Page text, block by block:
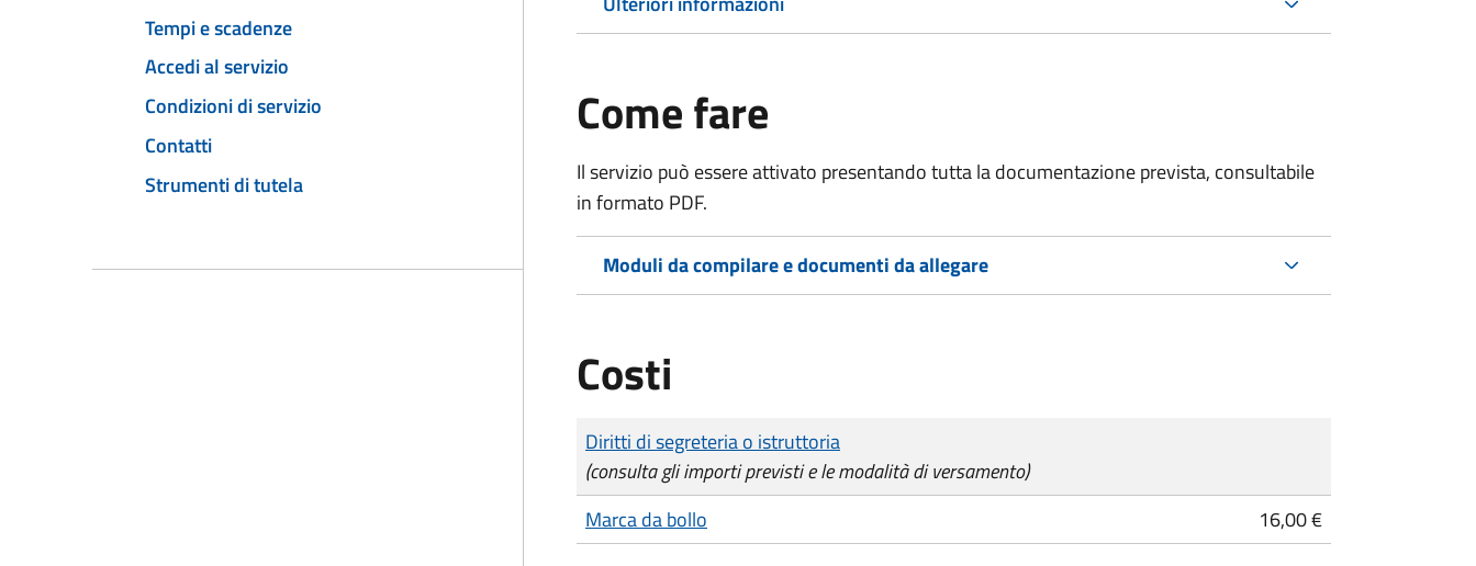
Tempi e scadenze
Accedi al servizio
Condizioni di servizio
Contatti
Strumenti di tutela
Come fare
Il servizio può essere attivato presentando tutta la documentazione prevista, consultabile
in formato PDF.
Moduli da compilare e documenti da allegare
Costi
Tipo di pagamento
Importo
Diritti di segreteria o istruttoria
(consulta gli importi previsti e le modalità di versamento)
Marca da bollo
16,00 €